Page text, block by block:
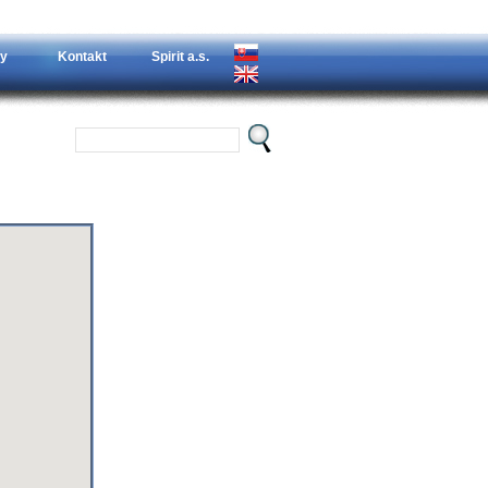
Kontakt Spirit a.s.